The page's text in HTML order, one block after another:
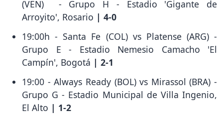
(VEN) - Grupo H - Estadio 'Gigante de
Arroyito', Rosario | 4-0
19:00h - Santa Fe (COL) vs Platense (ARG) -
Grupo E - Estadio Nemesio Camacho 'El
Campín', Bogotá | 2-1
19:00 - Always Ready (BOL) vs Mirassol (BRA) -
Grupo G - Estadio Municipal de Villa Ingenio,
El Alto | 1-2